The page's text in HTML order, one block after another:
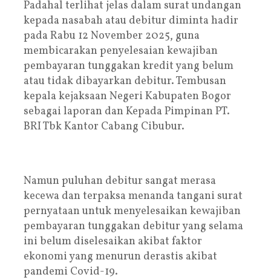
Padahal terlihat jelas dalam surat undangan
kepada nasabah atau debitur diminta hadir
pada Rabu 12 November 2025, guna
membicarakan penyelesaian kewajiban
pembayaran tunggakan kredit yang belum
atau tidak dibayarkan debitur. Tembusan
kepala kejaksaan Negeri Kabupaten Bogor
sebagai laporan dan Kepada Pimpinan PT.
BRI Tbk Kantor Cabang Cibubur.
Namun puluhan debitur sangat merasa
kecewa dan terpaksa menanda tangani surat
pernyataan untuk menyelesaikan kewajiban
pembayaran tunggakan debitur yang selama
ini belum diselesaikan akibat faktor
ekonomi yang menurun derastis akibat
pandemi Covid-19.